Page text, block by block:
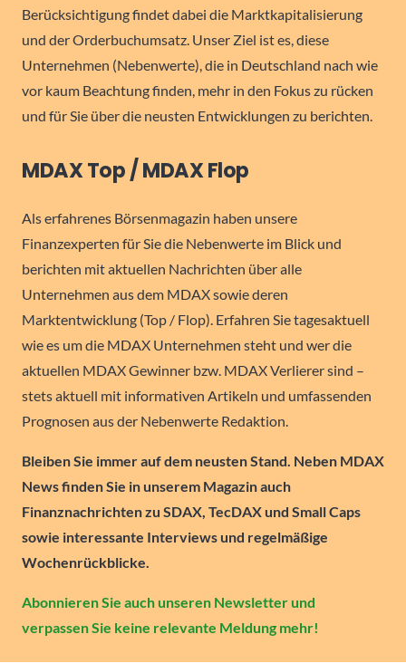
Berücksichtigung findet dabei die Marktkapitalisierung
und der Orderbuchumsatz. Unser Ziel ist es, diese
Unternehmen (Nebenwerte), die in Deutschland nach wie
vor kaum Beachtung finden, mehr in den Fokus zu rücken
und für Sie über die neusten Entwicklungen zu berichten.
MDAX Top / MDAX Flop
Als erfahrenes Börsenmagazin haben unsere
Finanzexperten für Sie die Nebenwerte im Blick und
berichten mit aktuellen Nachrichten über alle
Unternehmen aus dem MDAX sowie deren
Marktentwicklung (Top / Flop). Erfahren Sie tagesaktuell
wie es um die MDAX Unternehmen steht und wer die
aktuellen MDAX Gewinner bzw. MDAX Verlierer sind –
stets aktuell mit informativen Artikeln und umfassenden
Prognosen aus der Nebenwerte Redaktion.
Bleiben Sie immer auf dem neusten Stand. Neben MDAX
News finden Sie in unserem Magazin auch
Finanznachrichten zu SDAX, TecDAX und Small Caps
sowie interessante Interviews und regelmäßige
Wochenrückblicke.
Abonnieren Sie auch unseren Newsletter und
verpassen Sie keine relevante Meldung mehr!